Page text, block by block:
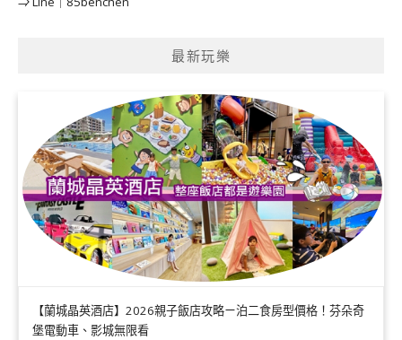
最新玩樂
【蘭城晶英酒店】2026親子飯店攻略ㄧ泊二食房型價格！芬朵奇
堡電動車、影城無限看